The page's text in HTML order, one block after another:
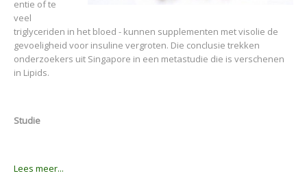
entie of te
veel
triglyceriden in het bloed - kunnen supplementen met visolie de
gevoeligheid voor insuline vergroten. Die conclusie trekken
onderzoekers uit Singapore in een metastudie die is verschenen
in Lipids.
Studie
Lees meer...